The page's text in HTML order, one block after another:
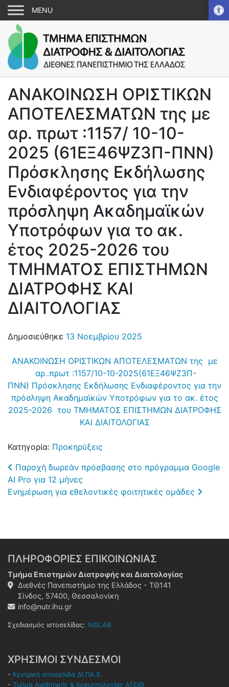
ANAKOINΩΣΗ ΟΡΙΣΤΙΚΩΝ
ΑΠΟΤΕΛΕΣΜΑΤΩΝ της με
αρ. πρωτ :1157/ 10-10-
2025 (61ΕΞ46ΨΖ3Π-ΠΝΝ)
Πρόσκλησης Εκδήλωσης
Ενδιαφέροντος για την
πρόσληψη Ακαδημαϊκών
Υποτρόφων για το ακ.
έτος 2025-2026 του
ΤΜΗΜΑΤΟΣ ΕΠΙΣΤΗΜΩΝ
ΔΙΑΤΡΟΦΗΣ ΚΑΙ
ΔΙΑΙΤΟΛΟΓΙΑΣ
Δημοσιεύθηκε 13 Νοεμβρίου 2025
ANAKOINΩΣΗ ΟΡΙΣΤΙΚΩΝ ΑΠΟΤΕΛΕΣΜΑΤΩΝ της με
αρ..πρωτ :1157/10-10-2025(61ΕΞ46ΨΖ3Π-
ΠΝΝ) Πρόσκλησης Εκδήλωσης Ενδιαφέροντος για την
πρόσληψη Ακαδημαϊκών Υποτρόφων για το ακ. έτος
2025-2026 του ΤΜΗΜΑΤΟΣ ΕΠΙΣΤΗΜΩΝ ΔΙΑΤΡΟΦΗΣ
ΚΑΙ ΔΙΑΙΤΟΛΟΓΙΑΣ
Κατηγορία: Προκηρύξεις
Post navigation
Παροχή δωρεάν πρόσβασης στο πρόγραμμα Google
AI Pro για 12 μήνες
Ενημέρωση για εθελοντικές φοιτητικές ομάδες
ΠΛΗΡΟΦΟΡΙΕΣ ΕΠΙΚΟΙΝΩΝΙΑΣ
Τμήμα Επιστημών Διατροφής και Διαιτολογίας
Διεθνές Πανεπιστήμιο της Ελλάδος - ΤΘ141
Σίνδος, 57400, Θεσσαλονίκη
info@nutr.ihu.gr
Σχεδιασμός ιστοσελίδας: NISLAB
ΧΡΗΣΙΜΟΙ ΣΥΝΔΕΣΜΟΙ
- Κεντρική ιστοσελίδα ΔΙ.ΠΑ.Ε.
- Τμήμα Αισθητικής & Κοσμητολογίας ΑΤΕΙΘ